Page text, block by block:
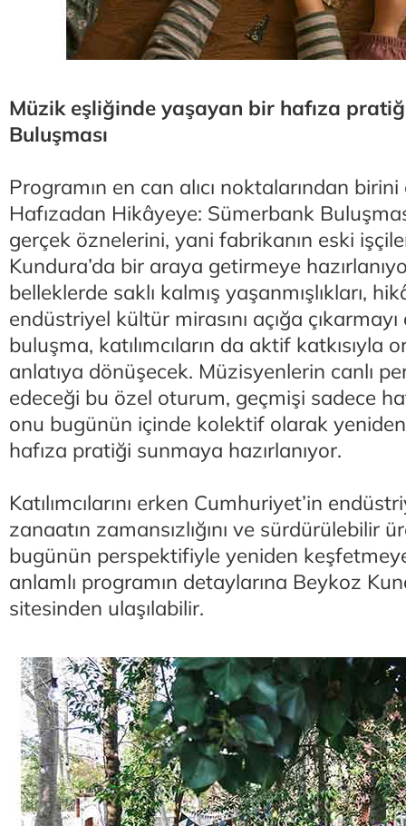
Müzik eşliğinde yaşayan bir hafıza
Buluşması
Programın en can alıcı noktalarından
Hafızadan Hikâyeye: Sümerbank
gerçek öznelerini, yani fabrikanın eski
Kundura’da bir araya getirmeye
belleklerde saklı kalmış yaşanmışlıkları,
endüstriyel kültür mirasını açığa
buluşma, katılımcıların da aktif
anlatıya dönüşecek. Müzisyenlerin canlı
edeceği bu özel oturum, geçmişi sadece
onu bugünün içinde kolektif olarak
hafıza pratiği sunmaya hazırlanıyor.
Katılımcılarını erken Cumhuriyet’in
zanaatın zamansızlığını ve sürdürülebilir
bugünün perspektifiyle yeniden
anlamlı programın detaylarına Beykoz
sitesinden ulaşılabilir.